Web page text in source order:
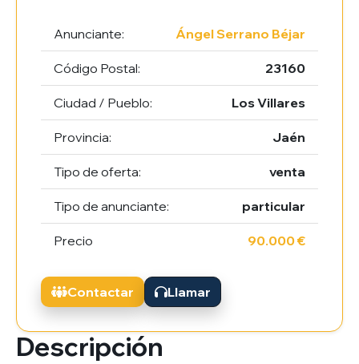
Descripción
Anunciante: Ángel Serrano Béjar
Código Postal: 23160
Ciudad / Pueblo: Los Villares
Provincia: Jaén
Tipo de oferta: venta
Tipo de anunciante: particular
Precio 90.000 €
Contactar Llamar